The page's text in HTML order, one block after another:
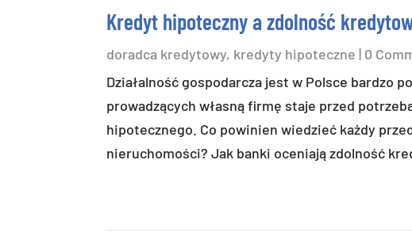
Kredyt hipoteczny a zdolność
doradca kredytowy, kredyty hipoteczne | 0
Działalność gospodarcza jest w Polsce bardzo
prowadzących własną firmę staje przed
hipotecznego. Co powinien wiedzieć każdy
nieruchomości? Jak banki oceniają zdolność